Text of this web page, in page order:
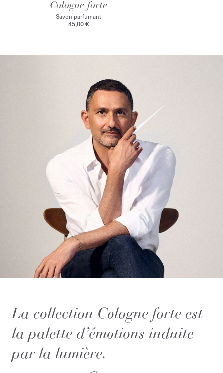
Cologne forte
Savon parfumant
45,00 €
La collection Cologne forte est
la palette d’émotions induite
par la lumière.